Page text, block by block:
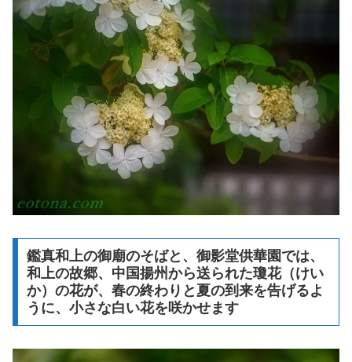
鑑真和上の御廟のそばと、御影堂供華園では、
和上の故郷、中国揚州から送られた瓊花（けい
か）の花が、春の終わりと夏の到来を告げるよ
うに、小さな白い花を咲かせます